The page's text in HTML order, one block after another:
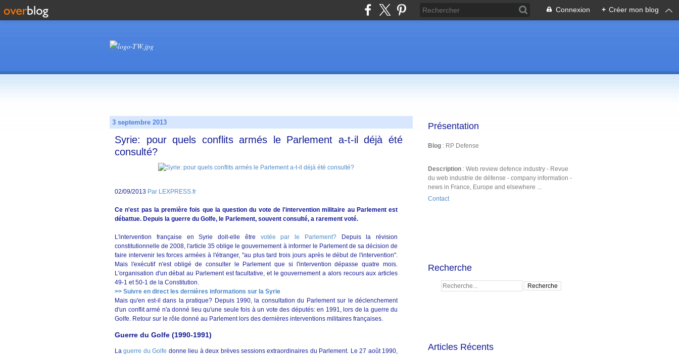
Connexion + Créer mon blog
3 septembre 2013
Syrie: pour quels conflits armés le Parlement a-t-il déjà été
consulté?
02/09/2013 Par LEXPRESS.fr
Ce n'est pas la première fois que la question du vote de l'intervention militaire au Parlement est
débattue. Depuis la guerre du Golfe, le Parlement, souvent consulté, a rarement voté.
L'intervention française en Syrie doit-elle être votée par le Parlement?Depuis la révision
constitutionnelle de 2008, l'article 35 oblige le gouvernement à informer le Parlement de sa décision de
faire intervenir les forces armées à l'étranger, "au plus tard trois jours après le début de l'intervention".
Mais l'exécutif n'est obligé de consulter le Parlement que si l'intervention dépasse quatre mois.
L'organisation d'un débat au Parlement est facultative, et le gouvernement a alors recours aux articles
49-1 et 50-1 de la Constitution.
>> Suivre en direct les dernières informations sur la Syrie
Mais qu'en est-il dans la pratique? Depuis 1990, la consultation du Parlement sur le déclenchement
d'un conflit armé n'a donné lieu qu'une seule fois à un vote des députés: en 1991, lors de la guerre du
Golfe. Retour sur le rôle donné au Parlement lors des dernières interventions militaires françaises.
Guerre du Golfe (1990-1991)
Laguerre du Golfe donne lieu à deux brèves sessions extraordinaires du Parlement. Le 27 août 1990,
Présentation
Blog : RP Defense
Description : Web review defence industry - Revue
du web industrie de défense - company information -
news in France, Europe and elsewhere ...
Contact
Recherche
Articles Récents